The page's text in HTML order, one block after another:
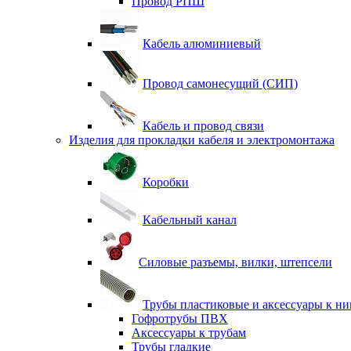
Кабель алюминиевый
Провод самонесущий (СИП)
Кабель и провод связи
Изделия для прокладки кабеля и электромонтажа
Коробки
Кабельный канал
Силовые разъемы, вилки, штепсели
Трубы пластиковые и аксессуары к
Гофротрубы ПВХ
Аксессуары к трубам
Трубы гладкие